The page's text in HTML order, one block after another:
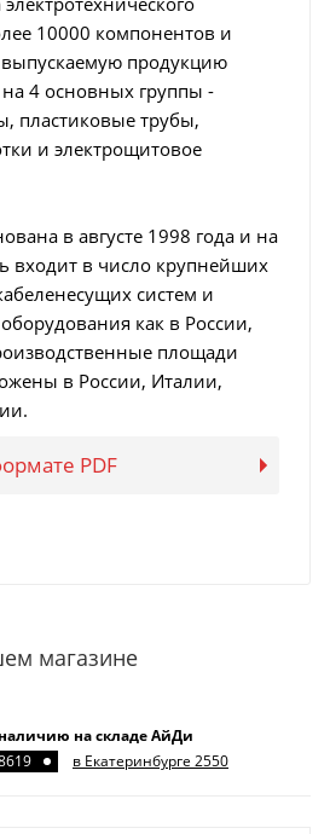
10000 компонентов и
выпускаемую продукцию
4 основных группы -
пластиковые трубы,
и электрощитовое
в августе 1998 года и на
входит в число крупнейших
систем и
как в России,
площади
в России, Италии,
PDF
магазине
на складе АйДи
в Екатеринбурге 2550